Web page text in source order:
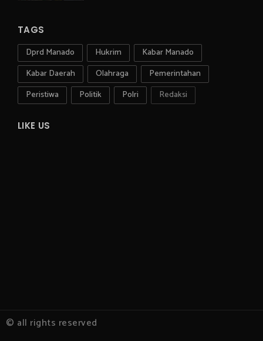
TAGS
Dprd Manado Hukrim
Kabar Manado
Kabar Daerah
Olahraga
Pemerintahan
Peristiwa
Politik Polri Redaksi
LIKE US
© all rights reserved